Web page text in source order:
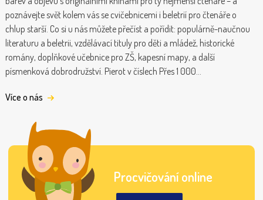
poznávejte svět kolem vás se cvičebnicemi i beletrií pro čtenáře o
chlup starší. Co si u nás můžete přečíst a pořídit: populárně-naučnou
literaturu a beletrii, vzdělávací tituly pro děti a mládež, historické
romány, doplňkové učebnice pro ZŠ, kapesní mapy, a další
písmenková dobrodružství. Pierot v číslech Přes 1 000…
Více o nás
Procvičování online